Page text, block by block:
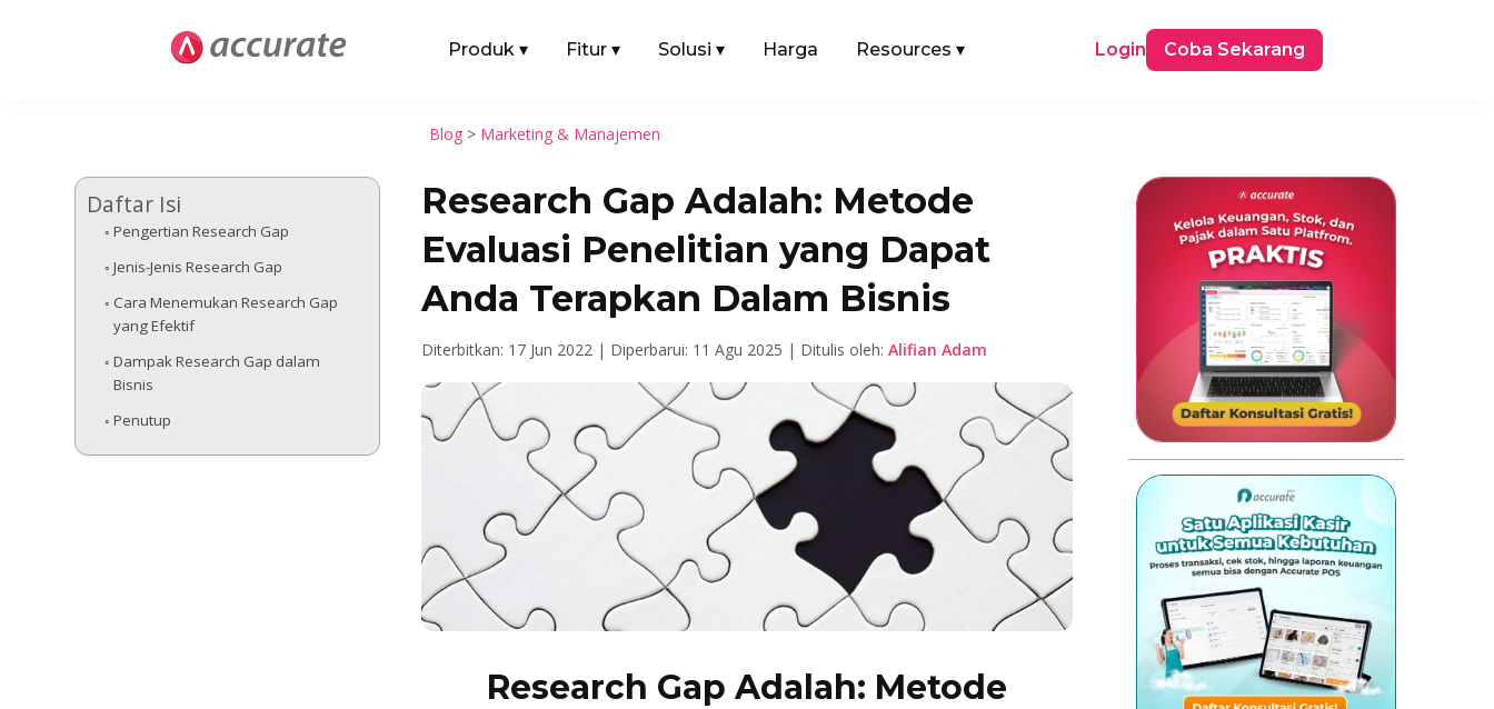
Produk ▾ Fitur ▾ Solusi ▾ Harga Resources ▾ Login Coba Sekarang
Blog > Marketing & Manajemen
Daftar Isi
Pengertian Research Gap
Jenis-Jenis Research Gap
Cara Menemukan Research Gap
yang Efektif
Dampak Research Gap dalam
Bisnis
Penutup
Research Gap Adalah: Metode
Evaluasi Penelitian yang Dapat
Anda Terapkan Dalam Bisnis
Diterbitkan: 17 Jun 2022 | Diperbarui: 11 Agu 2025 | Ditulis oleh: Alifian Adam
Research Gap Adalah: Metode